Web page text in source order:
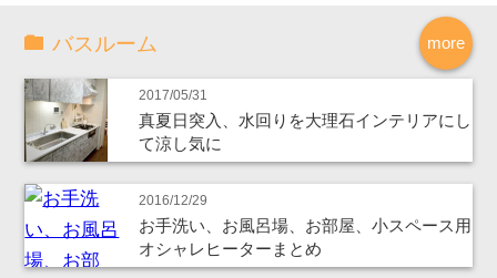
more
バスルーム
2017/05/31
真夏日突入、水回りを大理石インテリアにし
て涼し気に
2016/12/29
お手洗い、お風呂場、お部屋、小スペース用
オシャレヒーターまとめ